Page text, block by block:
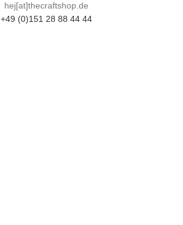
hej[at]thecraftshop.de
+49 (0)151 28 88 44 44